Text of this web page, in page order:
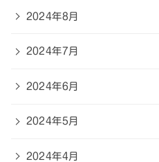
2024年8月
2024年7月
2024年6月
2024年5月
2024年4月